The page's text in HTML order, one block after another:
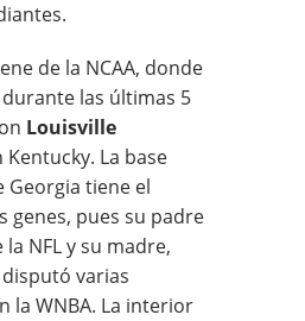
de la NCAA, donde
las últimas 5
Louisville
Kentucky. La base
Georgia tiene el
genes, pues su padre
NFL y su madre,
varias
la WNBA. La interior